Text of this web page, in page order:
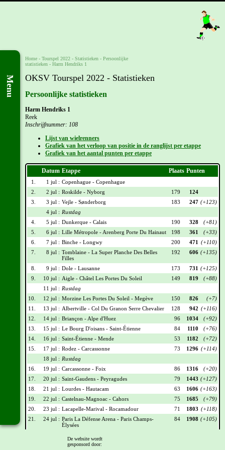
Menu
Home - Tourspel 2022 - Statistieken - Persoonlijke
statistieken - Harm Hendriks 1
OKSV Tourspel 2022 - Statistieken
Persoonlijke statistieken
Harm Hendriks 1
Reek
Inschrijfnummer: 108
Lijst van wielrenners
Grafiek van het verloop van positie in de ranglijst per etappe
Grafiek van het aantal punten per etappe
Datum Etappe Plaats Punten
1. 1 jul : Copenhague - Copenhague
2.
2 jul : Roskilde - Nyborg 179
124
3.
3 jul : Vejle - Sønderborg 183 247 (+123)
4 jul : Rustdag
4.
5 jul : Dunkerque - Calais 190 328
(+81)
5.
6 jul : Lille Métropole - Arenberg Porte Du Hainaut 198 361
(+33)
6.
7 jul : Binche - Longwy 200 471 (+110)
7.
8 jul : Tomblaine - La Super Planche Des Belles
Filles
192 606 (+135)
8. 9 jul : Dole - Lausanne 173 731 (+125)
9.
10 jul : Aigle - Châtel Les Portes Du Soleil 149 819
(+88)
11 jul : Rustdag
10.
12 jul : Morzine Les Portes Du Soleil - Megève 150 826
(+7)
11.
13 jul : Albertville - Col Du Granon Serre Chevalier 128 942 (+116)
12.
14 jul : Briançon - Alpe d'Huez 96 1034
(+92)
13.
15 jul : Le Bourg D'oisans - Saint-Étienne 84 1110
(+76)
14.
16 jul : Saint-Étienne - Mende 53 1182
(+72)
15.
17 jul : Rodez - Carcassonne 73 1296 (+114)
18 jul : Rustdag
16.
19 jul : Carcassonne - Foix 86 1316
(+20)
17.
20 jul : Saint-Gaudens - Peyragudes 79 1443 (+127)
18.
21 jul : Lourdes - Hautacam 63 1606 (+163)
19.
22 jul : Castelnau-Magnoac - Cahors 75 1685
(+79)
20.
23 jul : Lacapelle-Marival - Rocamadour 71 1803 (+118)
21.
24 jul : Paris La Défense Arena - Paris Champs-
Élysées
84 1908 (+105)
Wielrennerslijst
De website wordt
gesponsord door: